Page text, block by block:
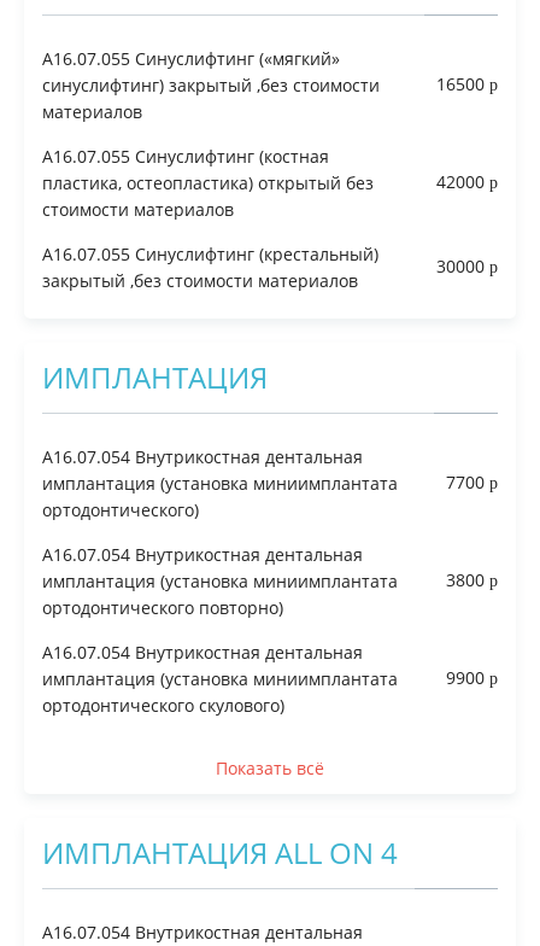
A16.07.055 Синуслифтинг («мягкий»
синуслифтинг) закрытый ,без стоимости
материалов
16500
A16.07.055 Синуслифтинг (костная
пластика, остеопластика) открытый без
стоимости материалов
42000
A16.07.055 Синуслифтинг (крестальный)
закрытый ,без стоимости материалов
30000
ИМПЛАНТАЦИЯ
A16.07.054 Внутрикостная дентальная
имплантация (установка миниимплантата
ортодонтического)
7700
A16.07.054 Внутрикостная дентальная
имплантация (установка миниимплантата
ортодонтического повторно)
3800
A16.07.054 Внутрикостная дентальная
имплантация (установка миниимплантата
ортодонтического скулового)
9900
Показать всё
ИМПЛАНТАЦИЯ ALL ON 4
A16.07.054 Внутрикостная дентальная